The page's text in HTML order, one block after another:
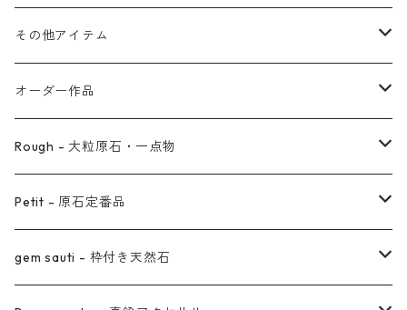
イヤーカフ
2連イヤーカフ
イヤリング対応
ノンホールピアス
オーダー用ページ
真鍮イヤーカフ
ブレスレット
バングル
その他アイテム
ブローチ
ヘアアクセサリー
オーダー作品
リング
ネックレス
ピアス
Rough - 大粒原石・一点物
ピアス
リング
Petit - 原石定番品
ピアス
gem sauti - 枠付き天然石